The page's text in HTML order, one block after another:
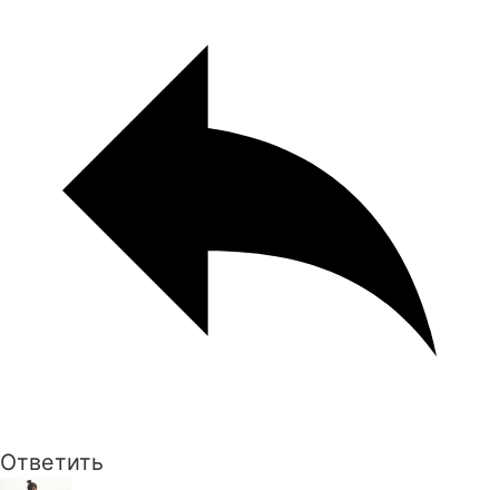
Ответить